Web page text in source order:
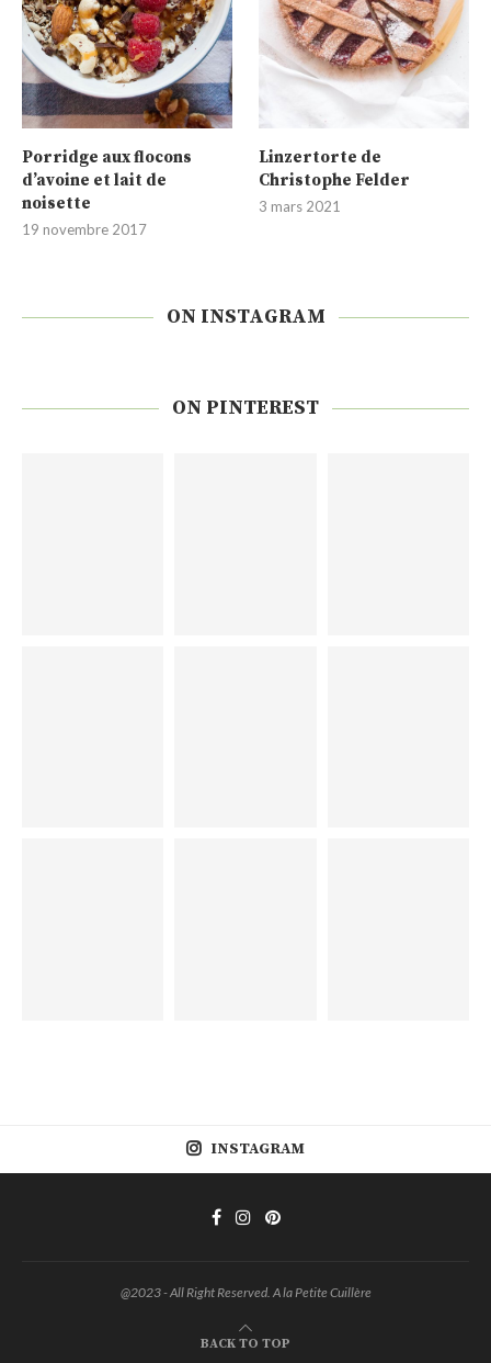
Porridge aux flocons
d’avoine et lait de
noisette
19 novembre 2017
Linzertorte de
Christophe Felder
3 mars 2021
ON INSTAGRAM
ON PINTEREST
INSTAGRAM
@2023 - All Right Reserved. A la Petite Cuillère
BACK TO TOP